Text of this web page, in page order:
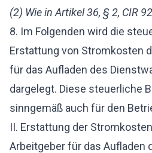
(2) Wie in Artikel 36, § 2, CIR
8. Im Folgenden wird die
Erstattung von Stromkosten
für das Aufladen des
dargelegt. Diese steuerliche
sinngemäß auch für den
II. Erstattung der
Arbeitgeber für das Aufladen